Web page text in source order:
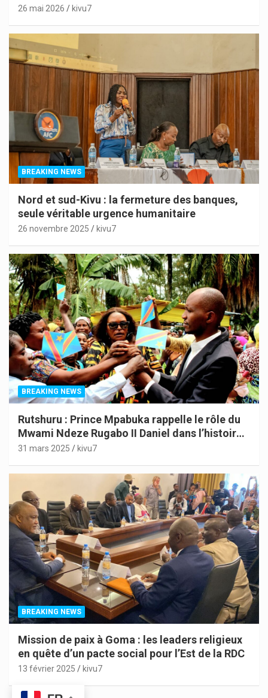
26 mai 2026 kivu7
BREAKING NEWS
Nord et sud-Kivu : la fermeture des banques,
seule véritable urgence humanitaire
26 novembre 2025 kivu7
BREAKING NEWS
Rutshuru : Prince Mpabuka rappelle le rôle du
Mwami Ndeze Rugabo II Daniel dans l’histoire
de l’Indépendance du Congo
31 mars 2025 kivu7
BREAKING NEWS
Mission de paix à Goma : les leaders religieux
en quête d’un pacte social pour l’Est de la RDC
13 février 2025 kivu7